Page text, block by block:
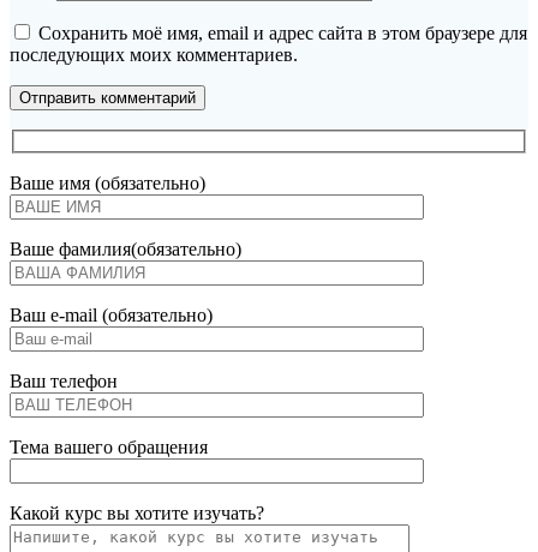
Сохранить моё имя, email и адрес сайта в этом браузере для
последующих моих комментариев.
Ваше имя (обязательно)
Ваше фамилия(обязательно)
Ваш e-mail (обязательно)
Ваш телефон
Тема вашего обращения
Какой курс вы хотите изучать?